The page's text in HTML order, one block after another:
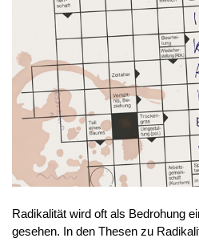
Radikalität wird oft als Bedrohung
gesehen. In den Thesen zu